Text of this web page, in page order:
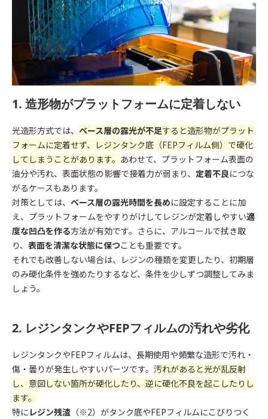
1. 造形物がプラットフォームに定着しない
光造形方式では、 ベース層の露光が不足すると造形物がプラット
フォームに定着せず、レジンタンク底（FEPフィルム側）で硬化
してしまうことがあります。 あわせて、プラットフォーム表面の
油分や汚れ、表面状態の影響で接着力が弱まり、 定着不良につな
がるケースもあります。
対策としては、 ベース層の露光時間を長めに設定することに加
え、プラットフォームをやすりがけしてレジンが定着しやすい適
度な凹凸を作る方法が有効です。さらに、アルコールで拭き取
り、 表面を清潔な状態に保つことも重要です。
それでも改善しない場合は、レジンの種類を変更したり、初期層
のみ硬化条件を強めたりするなど、条件を少しずつ調整してみま
しょう。
2. レジンタンクやFEPフィルムの汚れや劣化
レジンタンクやFEPフィルムは、長期使用や頻繁な造形で汚れ・
傷・曇りが発生しやすいパーツです。 汚れがあると光が乱反射
し、意図しない箇所が硬化したり、逆に硬化不良を起こしたりし
ます。
特に レジン残渣 （※2）がタンク底やFEPフィルムにこびりつく